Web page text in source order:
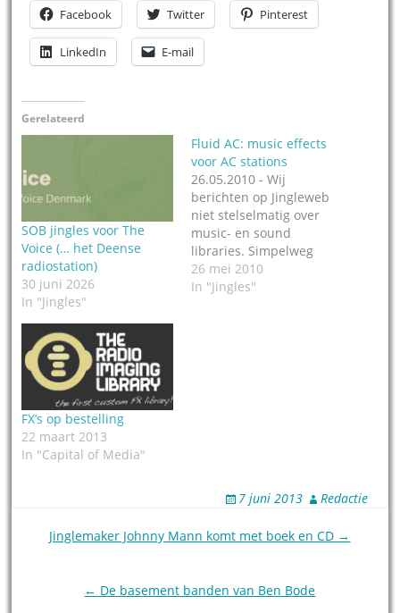
Facebook Twitter Pinterest
LinkedIn E-mail
Gerelateerd
SOB jingles voor The
Voice (… het Deense
radiostation)
30 juni 2026
In "Jingles"
Fluid AC: music effects
voor AC stations
26.05.2010 - Wij
berichten op Jingleweb
niet stelselmatig over
music- en sound
libraries. Simpelweg
omdat het geen jingles
zijn. Toch maken we af
26 mei 2010
In "Jingles"
FX’s op bestelling
22 maart 2013
In "Capital of Media"
7 juni 2013 Redactie
PostJinglemaker Johnny Mann komt met boek en CD →
← De basement banden van Ben Bode